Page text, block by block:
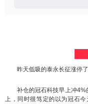
昨天低吸的泰永长征涨停
补仓的冠石科技早上冲
上，同时很笃定的以为冠石